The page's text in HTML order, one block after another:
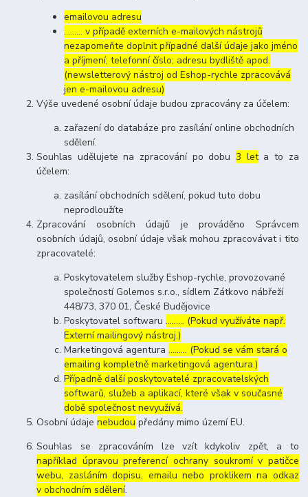
emailovou adresu
……… v případě externích e-mailových nástrojů
nezapomeňte doplnit případné další údaje jako jméno
a příjmení; telefonní číslo; adresu bydliště apod.
(newsletterový nástroj od Eshop-rychle zpracovává
jen e-mailovou adresu)
Výše uvedené osobní údaje budou zpracovány za účelem:
zařazení do databáze pro zasílání online obchodních
sdělení.
Souhlas udělujete na zpracování po dobu3 leta to za
účelem:
zasílání obchodních sdělení, pokud tuto dobu
neprodloužíte
Zpracování osobních údajů je prováděno Správcem
osobních údajů, osobní údaje však mohou zpracovávat i tito
zpracovatelé:
Poskytovatelem služby Eshop-rychle, provozované
společností Golemos s.r.o., sídlem Zátkovo nábřeží
448/73, 370 01, České Budějovice
Poskytovatel softwaru……… (Pokud využíváte např.
Externí mailingový nástroj.)
Marketingová agentura……… (Pokud se vám stará o
emailing kompletně marketingová agentura.)
Případně další poskytovatelé zpracovatelských
softwarů, služeb a aplikací, které však v současné
době společnost nevyužívá.
Osobní údajenebudou předány mimo území EU.
Souhlas se zpracováním lze vzít kdykoliv zpět, a to
například úpravou preferencí ochrany soukromí v patičce
webu, zasláním dopisu, emailu nebo proklikem na odkaz
v obchodním sdělení.